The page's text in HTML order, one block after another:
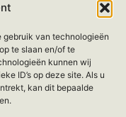
gebruik van technologieën
te slaan en/of te
kunnen wij
ID’s op deze site. Als u
kan dit bepaalde